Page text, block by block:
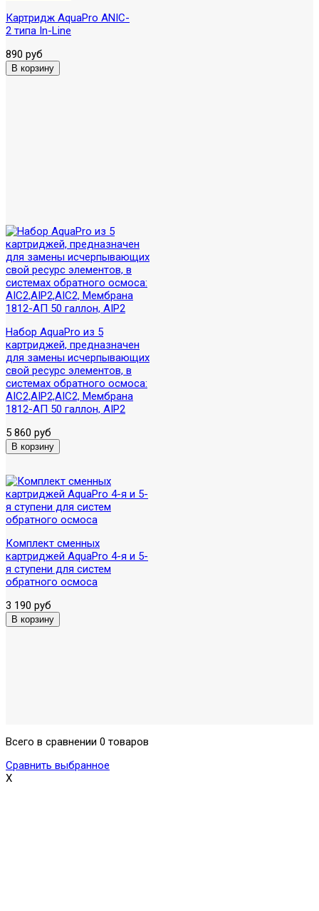
Картридж AquaPro ANIC-
2 типа In-Linе
890 руб
Набор AquaPro из 5
картриджей, предназначен
для замены исчерпывающих
свой ресурс элементов, в
системах обратного осмоса:
AIC2,AIP2,AIC2, Мембрана
1812-АП 50 галлон, AIP2
5 860 руб
Комплект сменных
картриджей AquaPro 4-я и 5-
я ступени для систем
обратного осмоса
3 190 руб
Всего в сравнении 0 товаров
Сравнить выбранное
X